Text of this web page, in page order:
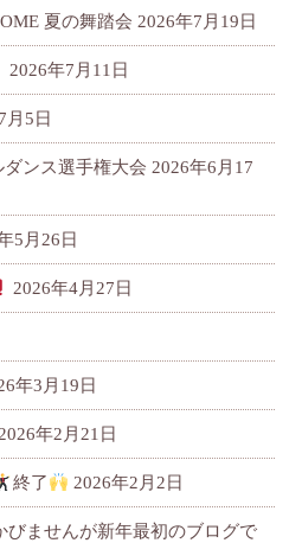
夏の舞踏会 2026年7月19日
2026年7月11日
月5日
ンス選手権大会 2026年6月17
5月26日
2026年4月27日
年3月19日
年2月21日
終了 2026年2月2日
びませんが新年最初のブログで